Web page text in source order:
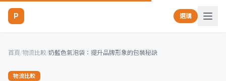
P 選購
首頁/物流比較/奶藍色氣泡袋：提升品牌形象的包裝秘訣
物流比較